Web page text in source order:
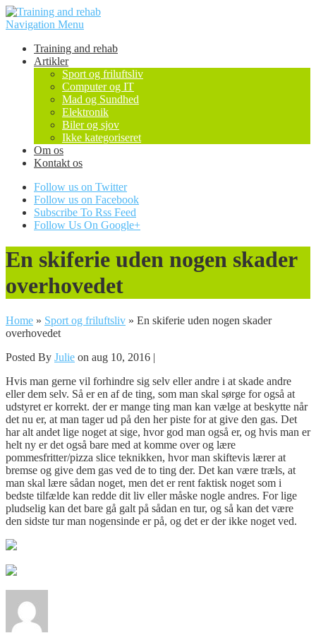
Navigation Menu
Training and rehab
Artikler
Sport og friluftsliv
Computer og IT
Mad og Sundhed
Elektronik
Biler og sjov
Ikke kategoriseret
Om os
Kontakt os
Follow us on Twitter
Follow us on Facebook
Subscribe To Rss Feed
Follow Us On Google+
En skiferie uden nogen skader
overhovedet
Home » Sport og friluftsliv » En skiferie uden nogen skader
overhovedet
Posted By Julie on aug 10, 2016 |
Hvis man gerne vil forhindre sig selv eller andre i at skade andre
eller dem selv. Så er en af de ting, som man skal sørge for også at
udstyret er korrekt. der er mange ting man kan vælge at beskytte når
det nu er, at man tager ud på den her piste for at give den gas. Det
har alt andet lige noget at sige, hvor god man også er, og hvis man er
helt ny er det også bare med at komme over og lære
pommesfritter/pizza slice teknikken, hvor man skiftevis lærer at
bremse og give dem gas ved de to ting der. Det kan være træls, at
man skal lære sådan noget, men det er rent faktisk noget som i
bedste tilfælde kan redde dit liv eller måske nogle andres. For lige
pludselig kan det bare gå galt på sådan en tur, og så kan det være
den sidste tur man nogensinde er på, og det er der ikke noget ved.